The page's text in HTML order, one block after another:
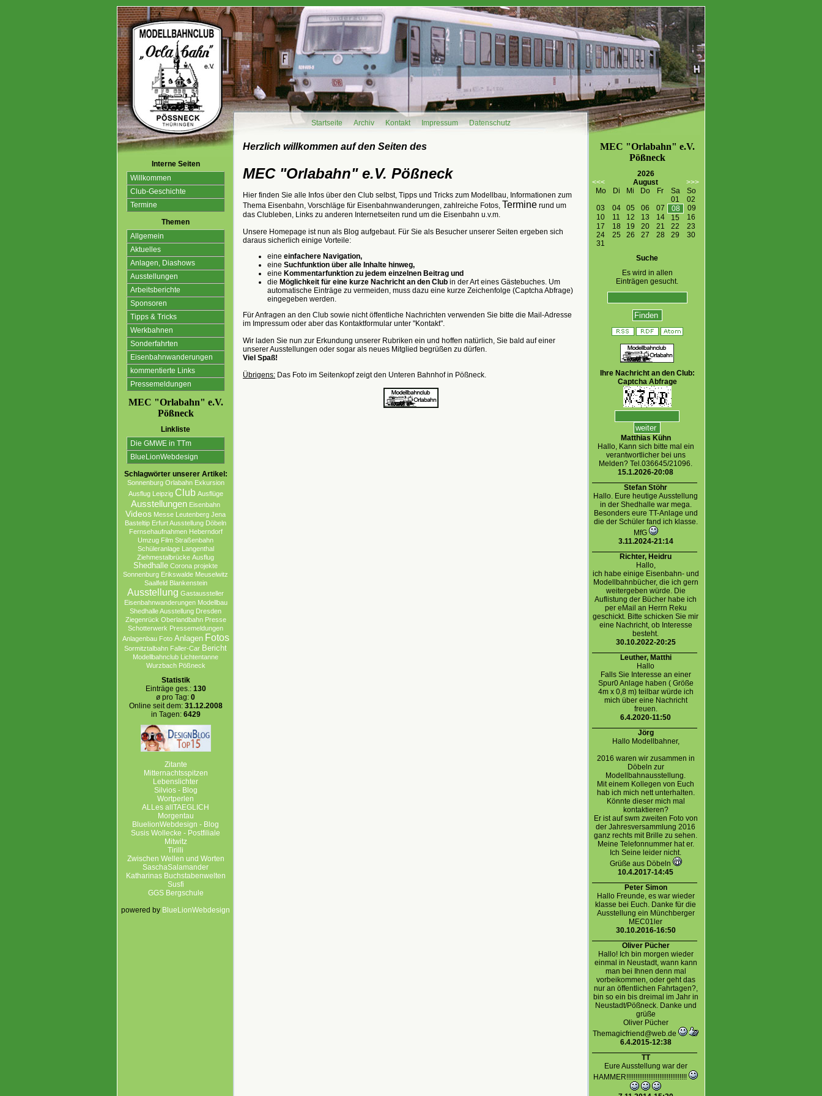
Startseite Archiv Kontakt Impressum Datenschutz
Interne Seiten
Willkommen
Club-Geschichte
Termine
Themen
Allgemein
Aktuelles
Anlagen, Diashows
Ausstellungen
Arbeitsberichte
Sponsoren
Tipps & Tricks
Werkbahnen
Sonderfahrten
Eisenbahnwanderungen
kommentierte Links
Pressemeldungen
MEC "Orlabahn" e.V.
Pößneck
Linkliste
Die GMWE in TTm
BlueLionWebdesign
Schlagwörter unserer Artikel:
Sonnenburg Orlabahn Exkursion
Ausflug Leipzig Club Ausflüge
Ausstellungen Eisenbahn
Videos Messe Leutenberg Jena
Basteltip Erfurt Ausstellung Döbeln
Fernsehaufnahmen Heberndorf
Umzug Film Straßenbahn
Schüleranlage Langenthal
Ziehmestalbrücke Ausflug
Shedhalle Corona projekte
Sonnenburg Erikswalde Meuselwitz
Saalfeld Blankenstein
Ausstellung Gastaussteller
Eisenbahnwanderungen Modellbau
Shedhalle Ausstellung Dresden
Ziegenrück Oberlandbahn Presse
Schotterwerk Pressemeldungen
Anlagenbau Foto Anlagen Fotos
Sormitztalbahn Faller-Car Bericht
Modellbahnclub Lichtentanne
Wurzbach Pößneck
Statistik
Einträge ges.: 130
ø pro Tag: 0
Online seit dem: 31.12.2008
in Tagen: 6429
Zitante
Mitternachtsspitzen
Lebenslichter
Silvios - Blog
Wortperlen
ALLes allTAEGLICH
Morgentau
BluelionWebdesign - Blog
Susis Wollecke - Postfiliale
Mitwitz
Tirilli
Zwischen Wellen und Worten
SaschaSalamander
Katharinas Buchstabenwelten
Susfi
GGS Bergschule
powered by BlueLionWebdesign
Herzlich willkommen auf den Seiten des
MEC "Orlabahn" e.V. Pößneck
Hier finden Sie alle Infos über den Club selbst, Tipps und Tricks zum Modellbau, Informationen zum
Thema Eisenbahn, Vorschläge für Eisenbahnwanderungen, zahlreiche Fotos, Termine rund um
das Clubleben, Links zu anderen Internetseiten rund um die Eisenbahn u.v.m.
Unsere Homepage ist nun als Blog aufgebaut. Für Sie als Besucher unserer Seiten ergeben sich
daraus sicherlich einige Vorteile:
eine einfachere Navigation,
eine Suchfunktion über alle Inhalte hinweg,
eine Kommentarfunktion zu jedem einzelnen Beitrag und
die Möglichkeit für eine kurze Nachricht an den Club in der Art eines Gästebuches. Um
automatische Einträge zu vermeiden, muss dazu eine kurze Zeichenfolge (Captcha Abfrage)
eingegeben werden.
Für Anfragen an den Club sowie nicht öffentliche Nachrichten verwenden Sie bitte die Mail-Adresse
im Impressum oder aber das Kontaktformular unter "Kontakt".
Wir laden Sie nun zur Erkundung unserer Rubriken ein und hoffen natürlich, Sie bald auf einer
unserer Ausstellungen oder sogar als neues Mitglied begrüßen zu dürfen.
Viel Spaß!
Übrigens: Das Foto im Seitenkopf zeigt den Unteren Bahnhof in Pößneck.
MEC "Orlabahn" e.V.
Pößneck
2026
<<<
August
>>>
Mo
Di Mi Do Fr Sa
So
01
02
03
04 05 06 07 08
09
10
11 12 13 14 15
16
17
18 19 20 21 22
23
24
25 26 27 28 29
30
31
Suche
Es wird in allen
Einträgen gesucht.
Ihre Nachricht an den Club:
Captcha Abfrage
Matthias Kühn
Hallo, Kann sich bitte mal ein
verantwortlicher bei uns
Melden? Tel.036645/21096.
15.1.2026-20:08
Stefan Stöhr
Hallo. Eure heutige Ausstellung
in der Shedhalle war mega.
Besonders eure TT-Anlage und
die der Schüler fand ich klasse.
MfG
3.11.2024-21:14
Richter, Heidru
Hallo,
ich habe einige Eisenbahn- und
Modellbahnbücher, die ich gern
weitergeben würde. Die
Auflistung der Bücher habe ich
per eMail an Herrn Reku
geschickt. Bitte schicken Sie mir
eine Nachricht, ob Interesse
besteht.
30.10.2022-20:25
Leuther, Matthi
Hallo
Falls Sie Interesse an einer
Spur0 Anlage haben ( Größe
4m x 0,8 m) teilbar würde ich
mich über eine Nachricht
freuen.
6.4.2020-11:50
Jörg
Hallo Modellbahner,
2016 waren wir zusammen in
Döbeln zur
Modellbahnausstellung.
Mit einem Kollegen von Euch
hab ich mich nett unterhalten.
Könnte dieser mich mal
kontaktieren?
Er ist auf swm zweiten Foto von
der Jahresversammlung 2016
ganz rechts mit Brille zu sehen.
Meine Telefonnummer hat er.
Ich Seine leider nicht.
Grüße aus Döbeln
10.4.2017-14:45
Peter Simon
Hallo Freunde, es war wieder
klasse bei Euch. Danke für die
Ausstellung ein Münchberger
MEC01ler
30.10.2016-16:50
Oliver Pücher
Hallo! Ich bin morgen wieder
einmal in Neustadt, wann kann
man bei Ihnen denn mal
vorbeikommen, oder geht das
nur an öffentlichen Fahrtagen?,
bin so ein bis dreimal im Jahr in
Neustadt/Pößneck. Danke und
grüße
Oliver Pücher
Themagicfriend@web.de
6.4.2015-12:38
TT
Eure Ausstellung war der
HAMMER!!!!!!!!!!!!!!!!!!!!!!!!!!!!!!!!!